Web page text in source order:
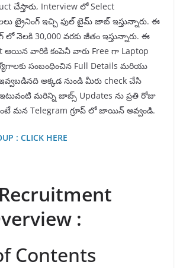
చేస్తారు, Interview లో Select
ట్రైనింగ్ ఇచ్చి ఫుల్ టైమ్ జాబ్ ఇస్తున్నారు. ఈ
లో నెలకి 30,000 వరకు జీతం ఇస్తున్నారు. ఈ
ఆయిన వారికి కంపెనీ వారు Free గా Laptop
సంబంధించిన Full Details మరియు
ఇవ్వబడినది అక్కడ నుండి మీరు check చేసి
మరిన్ని జాబ్స్ Updates ను ప్రతి రోజు
మన Telegram గ్రూప్ లో జాయిన్ అవ్వండి.
: CLICK HERE
:
Contents